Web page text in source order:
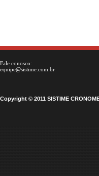
Fale conosco:
equipe@sistime.com.br
Copyright © 2011 SISTIME